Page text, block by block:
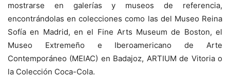
mostrarse en galerías y museos de referencia,
encontrándolas en colecciones como las del Museo Reina
Sofía en Madrid, en el Fine Arts Museum de Boston, el
Museo Extremeño e Iberoamericano de Arte
Contemporáneo (MEIAC) en Badajoz, ARTIUM de Vitoria o
la Colección Coca-Cola.